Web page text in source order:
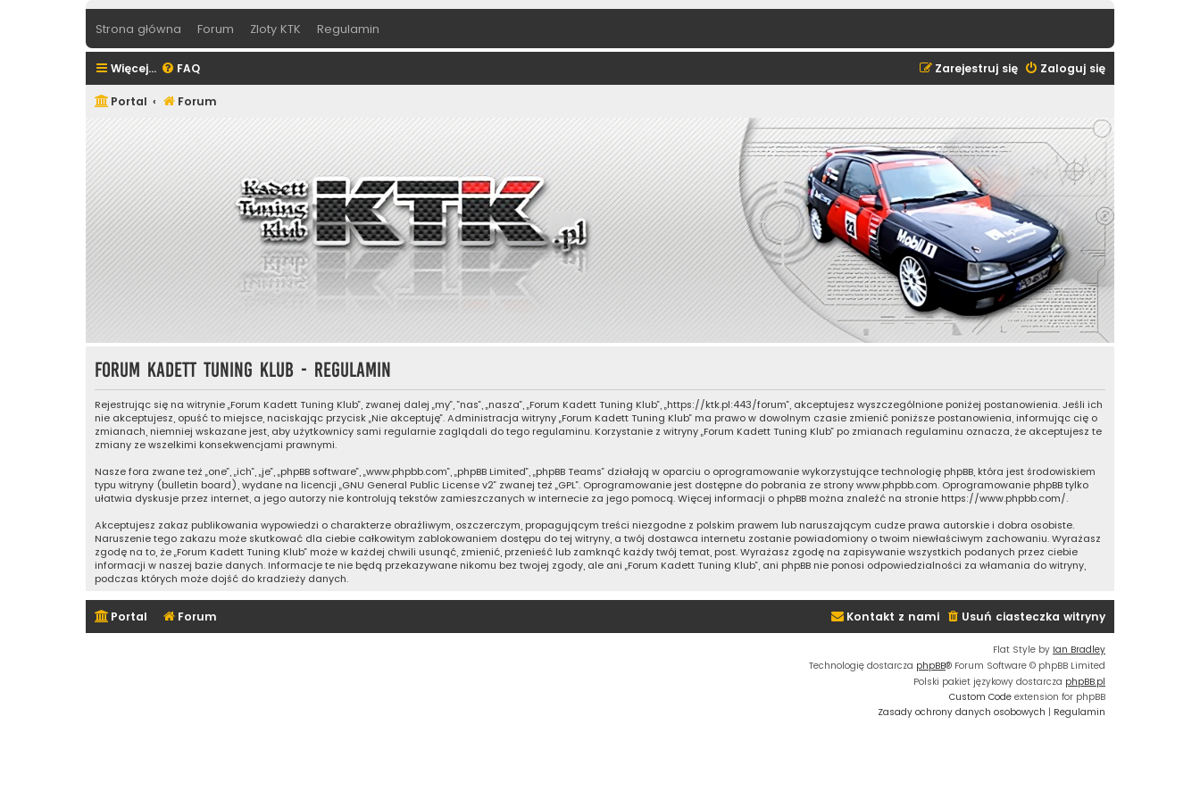
Strona główna Forum Zloty KTK Regulamin
Więcej… FAQ Zaloguj się
Zarejestruj się
Portal Forum
Forum Kadett Tuning Klub - Regulamin
Rejestrując się na witrynie „Forum Kadett Tuning Klub”, zwanej dalej „my”, ”nas”, „nasza”, „Forum Kadett Tuning Klub”, „https://ktk.pl:443/forum”, akceptujesz wyszczególnione poniżej postanowienia. Jeśli ich
nie akceptujesz, opuść to miejsce, naciskając przycisk „Nie akceptuję”. Administracja witryny „Forum Kadett Tuning Klub” ma prawo w dowolnym czasie zmienić poniższe postanowienia, informując cię o
zmianach, niemniej wskazane jest, aby użytkownicy sami regularnie zaglądali do tego regulaminu. Korzystanie z witryny „Forum Kadett Tuning Klub” po zmianach regulaminu oznacza, że akceptujesz te
zmiany ze wszelkimi konsekwencjami prawnymi.
Nasze fora zwane też „one”, „ich”, „je”, „phpBB software”, „www.phpbb.com”, „phpBB Limited”, „phpBB Teams” działają w oparciu o oprogramowanie wykorzystujące technologię phpBB, która jest środowiskiem
typu witryny (bulletin board), wydane na licencji „GNU General Public License v2” zwanej też „GPL”. Oprogramowanie jest dostępne do pobrania ze stronywww.phpbb.com. Oprogramowanie phpBB tylko
ułatwia dyskusje przez internet, a jego autorzy nie kontrolują tekstów zamieszczanych w internecie za jego pomocą. Więcej informacji o phpBB można znaleźć na stronie https://www.phpbb.com/.
Akceptujesz zakaz publikowania wypowiedzi o charakterze obraźliwym, oszczerczym, propagującym treści niezgodne z polskim prawem lub naruszającym cudze prawa autorskie i dobra osobiste.
Naruszenie tego zakazu może skutkować dla ciebie całkowitym zablokowaniem dostępu do tej witryny, a twój dostawca internetu zostanie powiadomiony o twoim niewłaściwym zachowaniu. Wyrażasz
zgodę na to, że „Forum Kadett Tuning Klub” może w każdej chwili usunąć, zmienić, przenieść lub zamknąć każdy twój temat, post. Wyrażasz zgodę na zapisywanie wszystkich podanych przez ciebie
informacji w naszej bazie danych. Informacje te nie będą przekazywane nikomu bez twojej zgody, ale ani „Forum Kadett Tuning Klub”, ani phpBB nie ponosi odpowiedzialności za włamania do witryny,
podczas których może dojść do kradzieży danych.
Portal Forum Usuń ciasteczka witryny
Kontakt z nami
Flat Style by Ian Bradley
Technologię dostarcza phpBB® Forum Software © phpBB Limited
Polski pakiet językowy dostarcza phpBB.pl
Custom Code extension for phpBB
Zasady ochrony danych osobowych | Regulamin